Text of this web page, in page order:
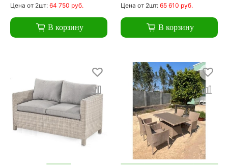
Цена от 2шт: 64 750 руб.
В корзину
Цена от 2шт: 65 610 руб.
В корзину